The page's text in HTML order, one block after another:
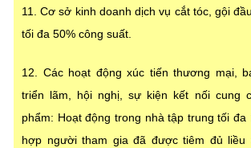
11. Cơ sở kinh doanh dịch vụ cắt tóc, gội
tối đa 50% công suất.
12. Các hoạt động xúc tiến thương mại,
triển lãm, hội nghị, sự kiện kết nối cung
phẩm: Hoạt động trong nhà tập trung tối
hợp người tham gia đã được tiêm đủ liều